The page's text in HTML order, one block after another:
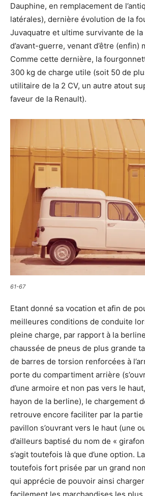
Dauphine, en remplacement de
latérales), dernière évolution de la
Juvaquatre et ultime survivante de la
d’avant-guerre, venant d’être (enfin)
Comme cette dernière, la
300 kg de charge utile (soit 50 de
utilitaire de la 2 CV, un autre atout
faveur de la Renault).
61-67
Etant donné sa vocation et afin de
meilleures conditions de conduite
pleine charge, par rapport à la
chaussée de pneus de plus grande
de barres de torsion renforcées à
porte du compartiment arrière
d’une armoire et non pas vers le
hayon de la berline), le chargement
retrouve encore faciliter par la
pavillon s’ouvrant vers le haut (une
d’ailleurs baptisé du nom de «
s’agit toutefois là que d’une option.
toutefois fort prisée par un grand
qui apprécie de pouvoir ainsi